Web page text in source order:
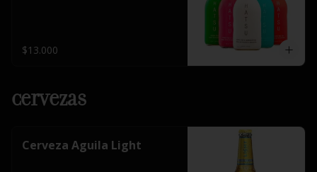
$13.000
Cervezas
Cerveza Aguila Light